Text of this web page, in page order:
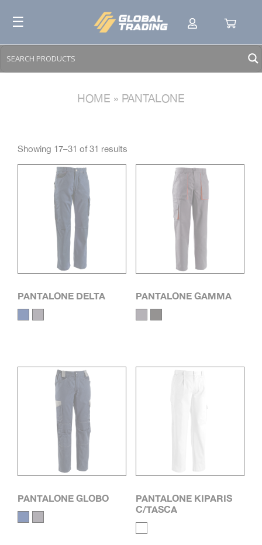
content
☰
HOME » PANTALONE
TESSUTI
COLORI E VARIANTI
Showing 17–31 of 31 results
PANTALONE DELTA PANTALONE GAMMA
PANTALONE GLOBO
PANTALONE KIPARIS
C/TASCA